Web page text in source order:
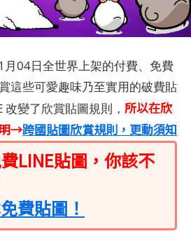
04日全世界上架的付費、免費
這些可愛趣味乃至實用的破費貼
變了欣賞貼圖規則， 所以在欣
→跨國貼圖欣賞規則，更動須知
LINE貼圖，你該不
費貼圖！